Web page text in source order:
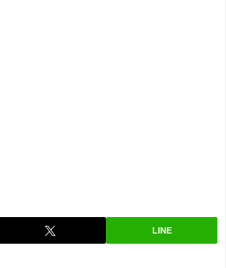
LINE